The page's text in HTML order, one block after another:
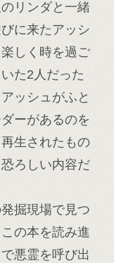
リンダと一緒
に来たアッシ
しく時を過ご
いた2人だった
ッシュがふと
ーがあるのを
生されたもの
ろしい内容だ
掘現場で見つ
の本を読み進
悪霊を呼び出